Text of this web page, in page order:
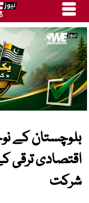
بلوچستان کے
اقتصادی ترقی
شرکت